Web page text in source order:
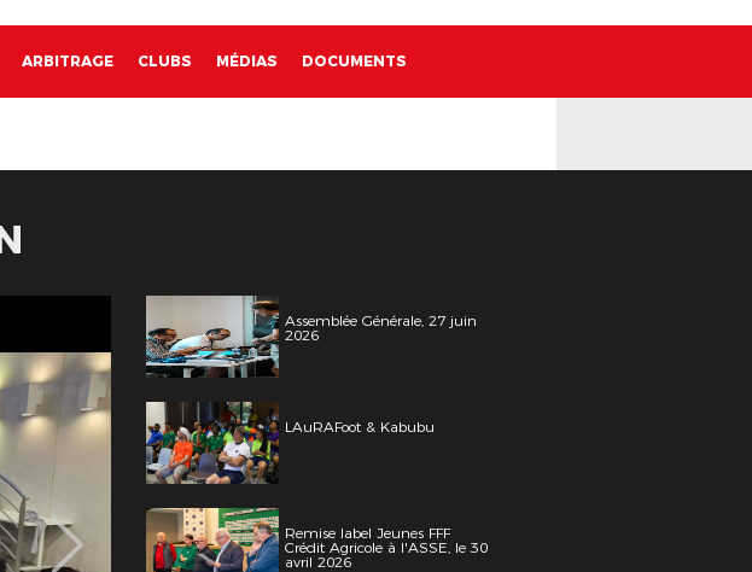
ARBITRAGE CLUBS MÉDIAS DOCUMENTS
Assemblée Générale, 27 juin
2026
LAuRAFoot & Kabubu
Remise label Jeunes FFF
Crédit Agricole à l'ASSE, le 30
avril 2026